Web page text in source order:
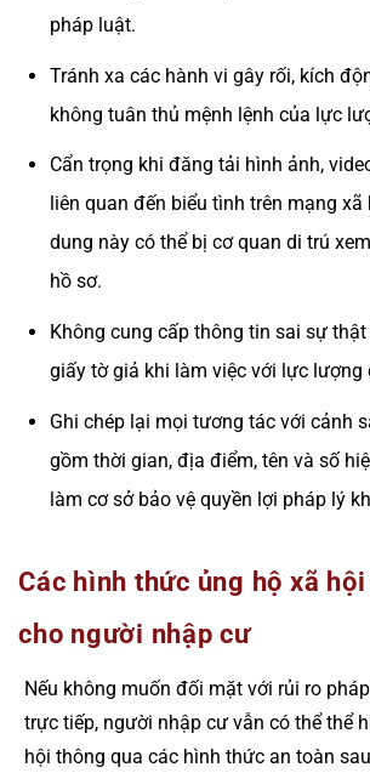
pháp luật.
Tránh xa các hành vi gây rối, kích
không tuân thủ mệnh lệnh của lực
Cẩn trọng khi đăng tải hình ảnh,
liên quan đến biểu tình trên mạng
dung này có thể bị cơ quan di trú
hồ sơ.
Không cung cấp thông tin sai sự
giấy tờ giả khi làm việc với lực lượng
Ghi chép lại mọi tương tác với cảnh
gồm thời gian, địa điểm, tên và số
làm cơ sở bảo vệ quyền lợi pháp lý
Các hình thức ủng hộ xã
cho người nhập cư
Nếu không muốn đối mặt với rủi ro
trực tiếp, người nhập cư vẫn có thể thể
hội thông qua các hình thức an toàn